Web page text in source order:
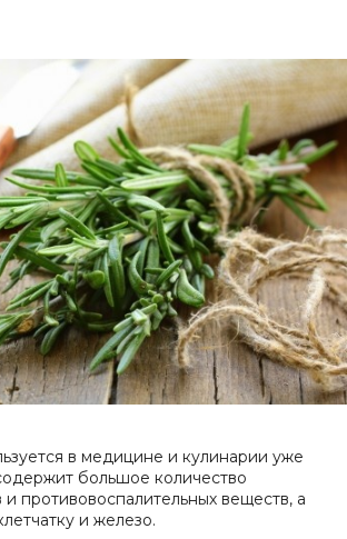
в медицине и кулинарии уже
большое количество
и противовоспалительных веществ, а
и железо.